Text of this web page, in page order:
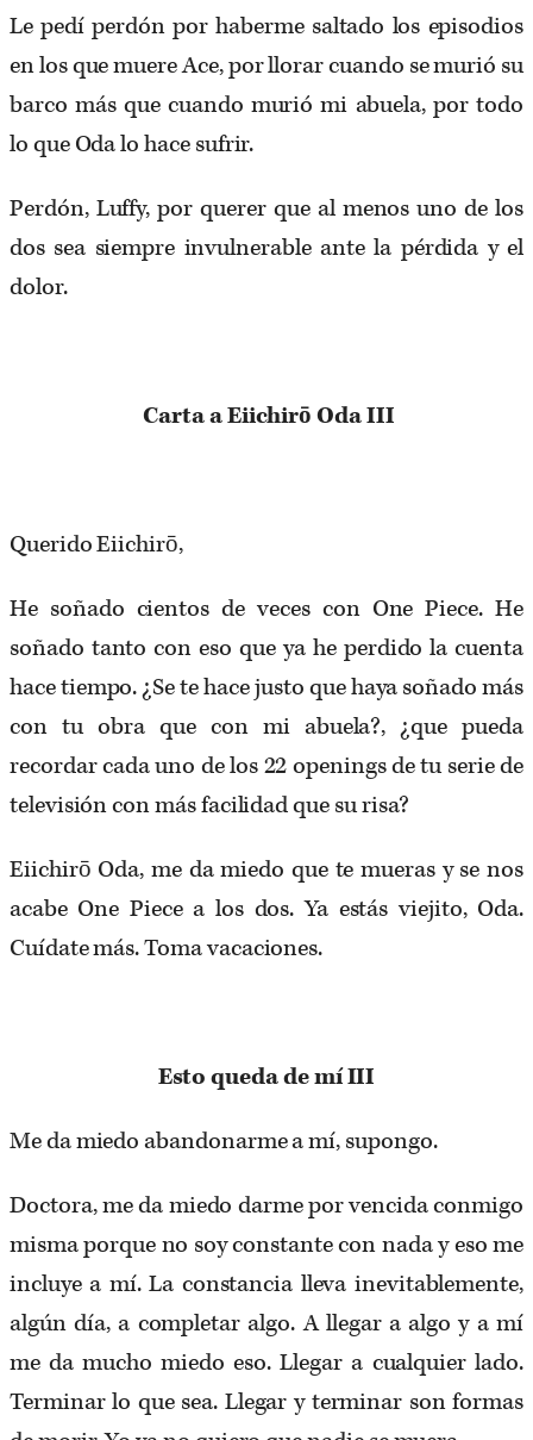
Le pedí perdón por haberme saltado los episodios
en los que muere Ace, por llorar cuando se murió su
barco más que cuando murió mi abuela, por todo
lo que Oda lo hace sufrir.
Perdón, Luffy, por querer que al menos uno de los
dos sea siempre invulnerable ante la pérdida y el
dolor.
Carta a Eiichirō Oda III
Querido Eiichirō,
He soñado cientos de veces con One Piece. He
soñado tanto con eso que ya he perdido la cuenta
hace tiempo. ¿Se te hace justo que haya soñado más
con tu obra que con mi abuela?, ¿que pueda
recordar cada uno de los 22 openings de tu serie de
televisión con más facilidad que su risa?
Eiichirō Oda, me da miedo que te mueras y se nos
acabe One Piece a los dos. Ya estás viejito, Oda.
Cuídate más. Toma vacaciones.
Esto queda de mí III
Me da miedo abandonarme a mí, supongo.
Doctora, me da miedo darme por vencida conmigo
misma porque no soy constante con nada y eso me
incluye a mí. La constancia lleva inevitablemente,
algún día, a completar algo. A llegar a algo y a mí
me da mucho miedo eso. Llegar a cualquier lado.
Terminar lo que sea. Llegar y terminar son formas